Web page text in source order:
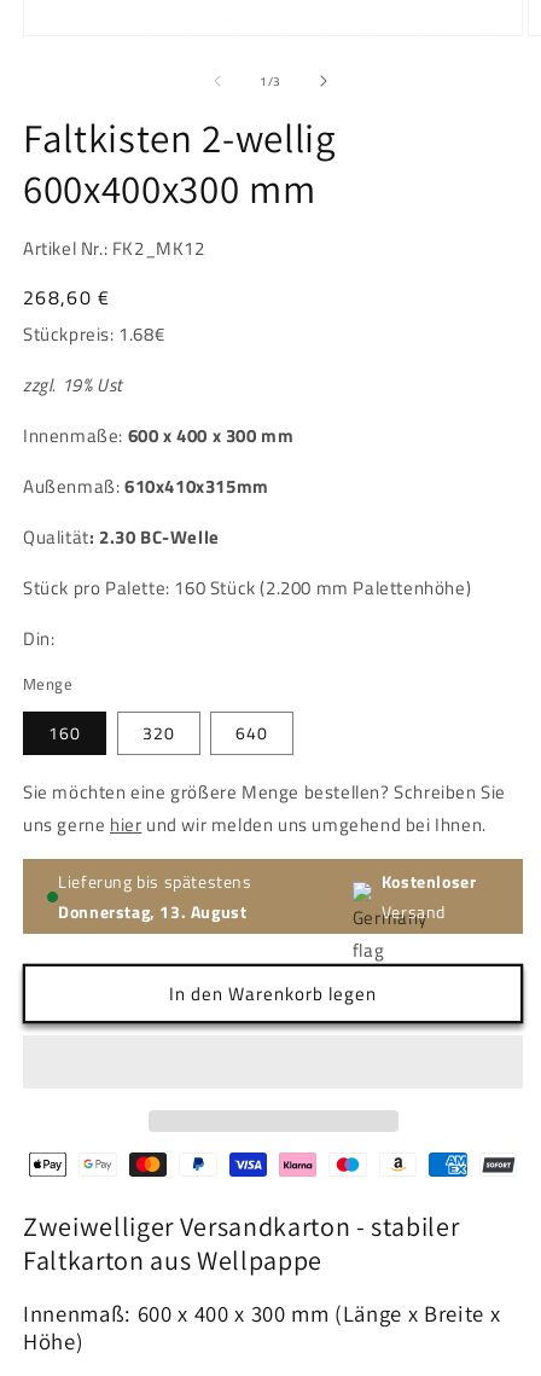
1 /von
3
Faltkisten 2-wellig
600x400x300 mm
Artikel Nr.: FK2_MK12
Normaler
Preis
268,60 €
Stückpreis: 1.68€
zzgl. 19% Ust
Innenmaße: 600 x 400 x 300 mm
Außenmaß:610x410x315mm
Qualität: 2.30 BC-Welle
Stück pro Palette: 160 Stück (2.200 mm Palettenhöhe)
Din:
Menge
160 320 640
Sie möchten eine größere Menge bestellen? Schreiben Sie
uns gerne hier und wir melden uns umgehend bei Ihnen.
Lieferung bis spätestens
Donnerstag, 13. August
Kostenloser
Versand
In den Warenkorb legen
Zweiwelliger Versandkarton - stabiler
Faltkarton aus Wellpappe
Innenmaß: 600 x 400 x 300 mm (Länge x Breite x
Höhe)